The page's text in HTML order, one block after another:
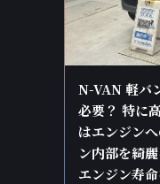
N-VAN 軽バ
必要？ 特に
はエンジン
ン内部を綺
エンジン寿命